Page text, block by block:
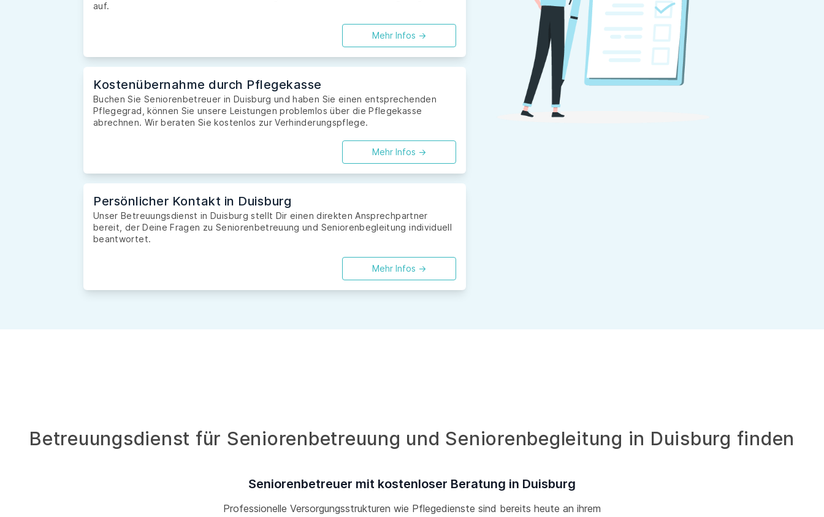
auf.
Mehr Infos ->
Kostenübernahme durch Pflegekasse
Buchen Sie Seniorenbetreuer in Duisburg und haben Sie einen entsprechenden
Pflegegrad, können Sie unsere Leistungen problemlos über die Pflegekasse
abrechnen. Wir beraten Sie kostenlos zur Verhinderungspflege.
Mehr Infos ->
Persönlicher Kontakt in Duisburg
Unser Betreuungsdienst in Duisburg stellt Dir einen direkten Ansprechpartner
bereit, der Deine Fragen zu Seniorenbetreuung und Seniorenbegleitung individuell
beantwortet.
Mehr Infos ->
Betreuungsdienst für Seniorenbetreuung und Seniorenbegleitung in Duisburg finden
Seniorenbetreuer mit kostenloser Beratung in Duisburg
Professionelle Versorgungsstrukturen wie Pflegedienste sind bereits heute an ihrem